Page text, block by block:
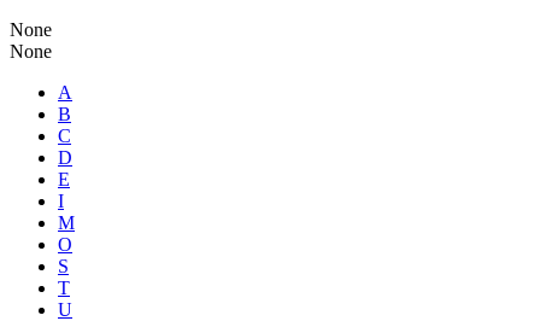
None
None
A
B
C
D
E
I
M
O
S
T
U